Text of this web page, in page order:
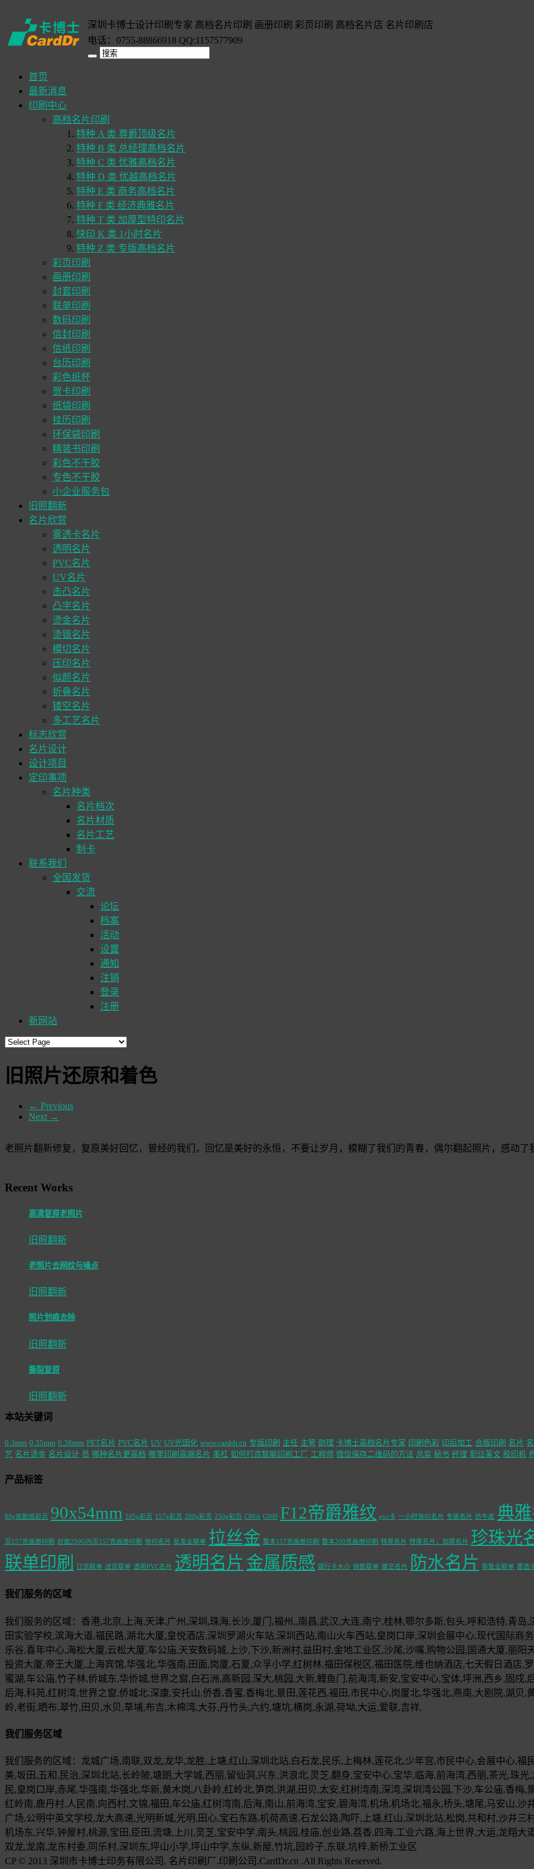
深圳卡博士设计印刷专家 高档名片印刷 画册印刷 彩页印刷 高档名片店 名片印刷店
电话：0755-88866918 QQ:1157577909
首页
最新消息
印刷中心
高档名片印刷
特种 A 类 尊爵顶级名片
特种 B 类 总经理高档名片
特种 C 类 优雅高档名片
特种 D 类 优越高档名片
特种 E 类 商务高档名片
特种 F 类 经济典雅名片
特种 T 类 加厚型特印名片
快印 K 类 1小时名片
特种 Z 类 专版高档名片
彩页印刷
画册印刷
封套印刷
联单印刷
数码印刷
信封印刷
信纸印刷
台历印刷
彩色纸杯
贺卡印刷
纸袋印刷
挂历印刷
环保袋印刷
精装书印刷
彩色不干胶
专色不干胶
小企业服务包
旧照翻新
名片欣赏
雾透卡名片
透明名片
PVC名片
UV名片
击凸名片
凸字名片
烫金名片
烫银名片
模切名片
压印名片
似颜名片
折叠名片
镂空名片
多工艺名片
标志欣赏
名片设计
设计项目
定印事项
名片种类
名片档次
名片材质
名片工艺
制卡
联系我们
全国发货
交流
论坛
档案
活动
设置
通知
注销
登录
注册
新网站
旧照片还原和着色
← Previous
Next →
老照片翻新修复，复原美好回忆，曾经的我们，回忆是美好的永恒，不要让岁月，模糊了我们的青春，偶尔翻起照片，感动
Recent Works
高清复原老照片
旧照翻新
老照片去网纹与噪点
旧照翻新
照片划痕去除
旧照翻新
撕裂复原
旧照翻新
本站关键词
0.3mm 0.35mm 0.38mm PET名片 PVC名片 UV UV光固化 www.carddr.cn 专版印刷 主任 主管 助理 卡博士高档名片专家 印刷色彩 印后加工 合版印刷 名片
艺 名片烫金 名片设计 员 哪种名片更高档 哪里印刷高端名片 墨杠 如何打造智能印刷工厂 工程师 微信保存二维码的方法 总监 秘书 经理 职位英文 胶印机
产品标签
80g双胶纸彩页 90x54mm 105g彩页 157g彩页 200g彩页 250g彩页 C00A C009 F12帝爵雅纹 pvc卡 一小时快印名片 专版名片 仿牛皮 典
页157克画册印刷 封面250G内页157克画册印刷 快印名片 批发业联单 拉丝金 整本157克画册印刷 整本200克画册印刷 特厚名片 特厚名片，加厚名片 珍珠光
联单印刷
订货联单 送货联单 透明PVC名片 透明名片 金属质感 银行卡大小 销售联单 镂空名片 防水名片 零售业联单 雾透
我们服务的区域
我们服务的区域：香港,北京,上海,天津,广州,深圳,珠海,长沙,厦门,福州,,南昌,武汉,大连,南宁,桂林,鄂尔多斯,包头,呼和浩特,青
田实验学校,滨海大道,福民路,湖北大厦,皇悦酒店,深圳罗湖火车站,深圳西站,南山火车西站,皇岗口岸,深圳会展中心,现代国际商
乐谷,喜年中心,海松大厦,云松大厦,车公庙,天安数码城,上沙,下沙,新洲村,益田村,金地工业区,沙尾,沙嘴,购物公园,国通大厦,丽
投资大厦,帝王大厦,上海宾馆,华强北,华强南,田面,岗厦,石夏,众孚小学,红树林,福田保税区,福田医院,维也纳酒店,七天假日酒店,
蜜湖,车公庙,竹子林,侨城东,华侨城,世界之窗,白石洲,高新园,深大,桃园,大新,鲤鱼门,前海湾,新安,宝安中心,宝体,坪洲,西乡,固戍
后海,科苑,红树湾,世界之窗,侨城北,深康,安托山,侨香,香蜜,香梅北,景田,莲花西,福田,市民中心,岗厦北,华强北,燕南,大剧院,湖贝
岭,老街,晒布,翠竹,田贝,水贝,草埔,布吉,木棉湾,大芬,丹竹头,六约,塘坑,横岗,永湖,荷坳,大运,爱联,吉祥,
我们服务区域
我们服务的区域：龙城广场,南联,双龙,龙华,龙胜,上塘,红山,深圳北站,白石龙,民乐,上梅林,莲花北,少年宫,市民中心,会展中心,
美,坂田,五和,民治,深圳北站,长岭陂,塘朗,大学城,西丽,留仙洞,兴东,洪浪北,灵芝,翻身,宝安中心,宝华,临海,前海湾,西丽,茶光,珠
民,皇岗口岸,赤尾,华强南,华强北,华新,黄木岗,八卦岭,红岭北,笋岗,洪湖,田贝,太安,红树湾南,深湾,深圳湾公园,下沙,车公庙,香梅
红岭南,鹿丹村,人民南,向西村,文锦,福田,车公庙,红树湾南,后海,南山,前海湾,宝安,碧海湾,机场,机场北,福永,桥头,塘尾,马安山,
广场,公明中英文学校,龙大高速,光明新城,光明,田心,宝石东路,机荷高速,石龙公路,陶吓,上塘,红山,深圳北站,松岗,共和村,沙井
机场东,兴华,钟屋村,桃源,宝田,臣田,流塘,上川,灵芝,宝安中学,南头,桃园,桂庙,创业路,荔香,四海,工业六路,海上世界,大运,龙翔
双龙,龙南,龙东村委,同乐村,深圳东,坪山小学,坪山中学,东纵,新屋,竹坑,园岭子,东联,坑梓,新桥工业区
CP © 2013 深圳市卡博士印务有限公司. 名片印刷厂.印刷公司.CardDr.cn .All Rights Reserved.